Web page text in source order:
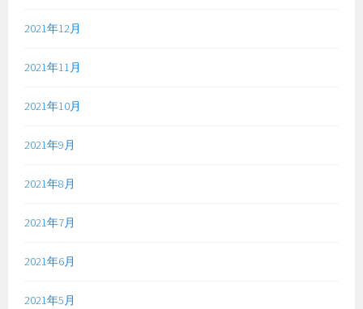
2021年12月
2021年11月
2021年10月
2021年9月
2021年8月
2021年7月
2021年6月
2021年5月